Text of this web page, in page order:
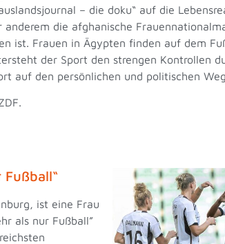
– die doku“ auf die
anderem die afghanische
ist. Frauen in Ägypten finden auf dem
der Sport den strengen Kontrollen
auf den persönlichen und politischen
ist eine Frau
als nur Fußball”